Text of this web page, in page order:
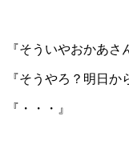
『そういやおかあさ
『そうやろ？明日か
『・・・』